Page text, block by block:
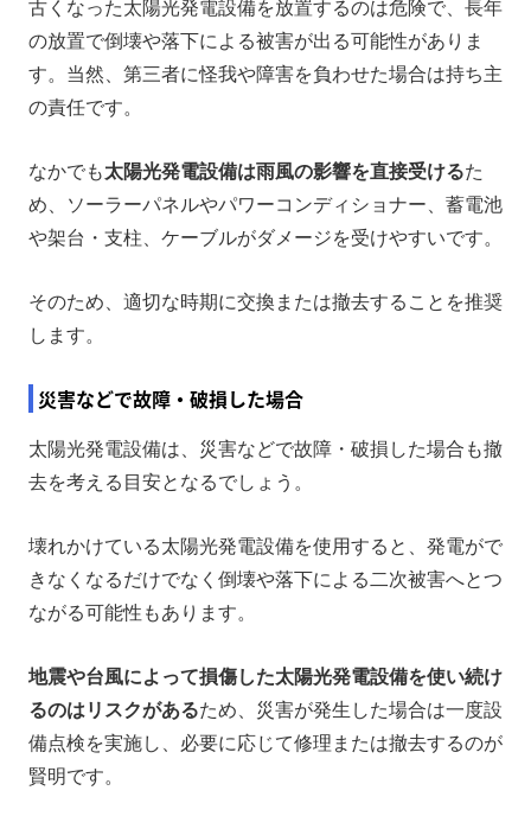
古くなった太陽光発電設備を放置するのは危険で、長年
の放置で倒壊や落下による被害が出る可能性がありま
す。当然、第三者に怪我や障害を負わせた場合は持ち主
の責任です。
なかでも太陽光発電設備は雨風の影響を直接受けるた
め、ソーラーパネルやパワーコンディショナー、蓄電池
や架台・支柱、ケーブルがダメージを受けやすいです。
そのため、適切な時期に交換または撤去することを推奨
します。
災害などで故障・破損した場合
太陽光発電設備は、災害などで故障・破損した場合も撤
去を考える目安となるでしょう。
壊れかけている太陽光発電設備を使用すると、発電がで
きなくなるだけでなく倒壊や落下による二次被害へとつ
ながる可能性もあります。
地震や台風によって損傷した太陽光発電設備を使い続け
るのはリスクがあるため、災害が発生した場合は一度設
備点検を実施し、必要に応じて修理または撤去するのが
賢明です。